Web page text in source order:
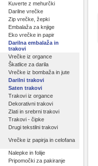
Kuverte z mehurčki
Darilne vrečke
Zip vrečke, žepki
Embalaža za knjige
Eko vrečke in papir
Darilna embalaža in
trakovi
Vrečke iz organce
Škatlice za darila
Vrečke iz bombaža in jute
Darilni trakovi
Saten trakovi
Trakovi iz organce
Dekorativni trakovi
Zlati in srebrni trakovi
Trakovi - čipke
Drugi tekstilni trakovi
Vrečke iz papirja in celofana
Nalepke in folije
Pripomočki za pakiranje